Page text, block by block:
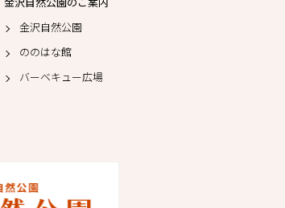
金沢自然公園
ののはな館
バーベキュー広場